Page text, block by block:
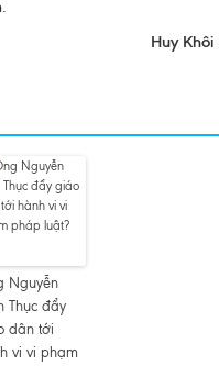
Huy Khôi
Nguyễn
Thục đẩy
dân tới
vi vi phạm